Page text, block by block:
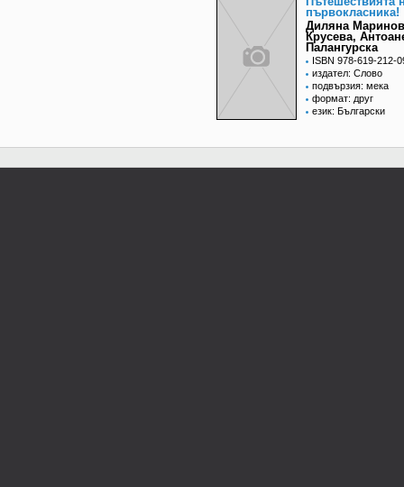
първокласника!
Диляна
Крусева,
Палангурска
ISBN 978-619-212-
издател: Слово
подвързия: мека
формат: друг
език: Български